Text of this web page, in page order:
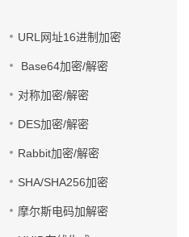
URL网址16进制加密
Base64加密/解密
对称加密/解密
DES加密/解密
Rabbit加密/解密
SHA/SHA256加密
摩尔斯电码加解密